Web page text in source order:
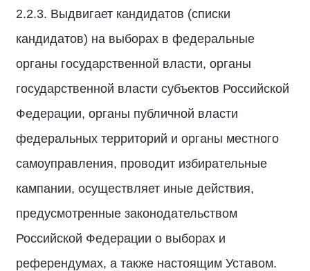
2.2.3. Выдвигает кандидатов (списки
кандидатов) на выборах в федеральные
органы государственной власти, органы
государственной власти субъектов Российской
Федерации, органы публичной власти
федеральных территорий и органы местного
самоуправления, проводит избирательные
кампании, осуществляет иные действия,
предусмотренные законодательством
Российской Федерации о выборах и
референдумах, а также настоящим Уставом.